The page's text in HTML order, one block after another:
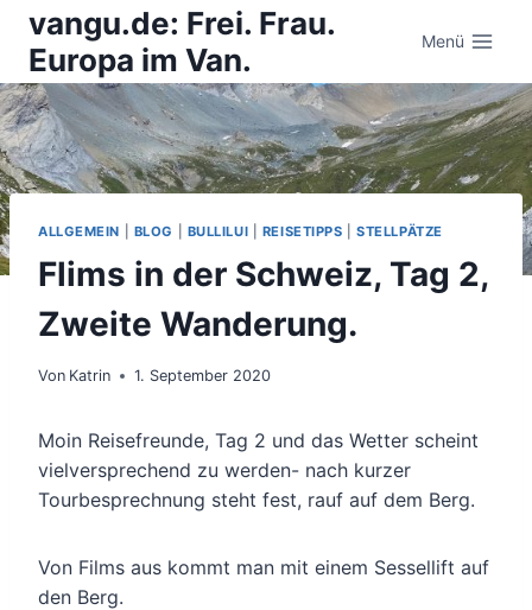
Zum
Inhalt
springen
vangu.de: Frei. Frau.
Europa im Van.
Menü
ALLGEMEIN BLOG BULLILUI REISETIPPS |STELLPÄTZE
Flims in der Schweiz, Tag 2,
Zweite Wanderung.
Von Katrin 1. September 2020
Moin Reisefreunde, Tag 2 und das Wetter scheint
vielversprechend zu werden- nach kurzer
Tourbesprechnung steht fest, rauf auf dem Berg.
Von Films aus kommt man mit einem Sessellift auf
den Berg.